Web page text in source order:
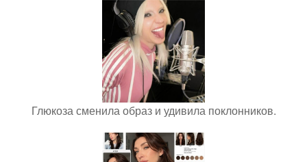
Глюкоза сменила образ и удивила поклонников.